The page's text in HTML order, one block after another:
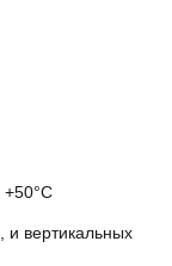
+50°С
и вертикальных